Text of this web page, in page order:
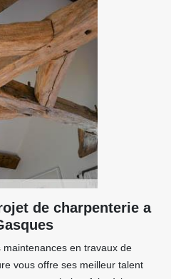
de charpenterie a
en travaux de
vous offre ses meilleur talent